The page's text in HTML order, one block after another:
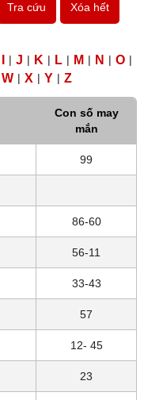
Tra cứu Xóa hết
| J | K | L | M | N | O |
W | X | Y | Z
Con số may
mắn
99
86-60
56-11
33-43
57
12- 45
23